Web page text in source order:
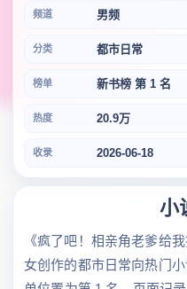
频道 男频
分类 都市日常
榜单 新书榜 第 1 名
热度 20.9万
收录 2026-06-18
小
《疯了吧！相亲角老爹给
女创作的都市日常向热门